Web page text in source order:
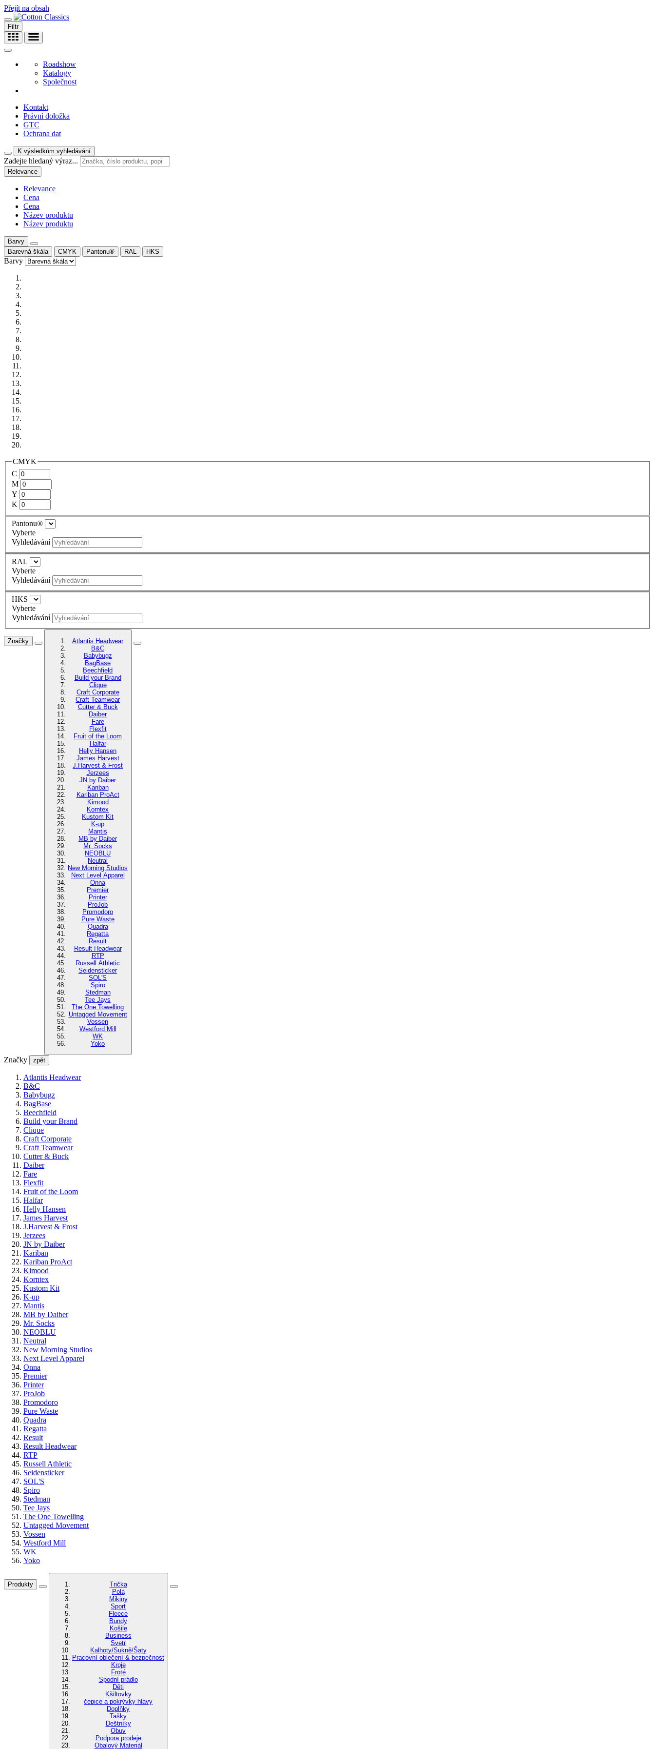
Přejít na obsah
Filtr
Roadshow
Katalogy
Společnost
Kontakt
Právní doložka
GTC
Ochrana dat
K výsledkům vyhledávání
Zadejte hledaný výraz...
Relevance
Relevance
Cena
Cena
Název produktu
Název produktu
Barvy
Barevná škála
CMYK Pantonu® RAL HKS
Barvy
CMYK
C
M
Y
K
Pantonu®
Vyberte
Vyhledávání
RAL
Vyberte
Vyhledávání
HKS
Vyberte
Vyhledávání
Značky
Atlantis Headwear
B&C
Babybugz
BagBase
Beechfield
Build your Brand
Clique
Craft Corporate
Craft Teamwear
Cutter & Buck
Daiber
Fare
Flexfit
Fruit of the Loom
Halfar
Helly Hansen
James Harvest
J.Harvest & Frost
Jerzees
JN by Daiber
Kariban
Kariban ProAct
Kimood
Korntex
Kustom Kit
K-up
Mantis
MB by Daiber
Mr. Socks
NEOBLU
Neutral
New Morning Studios
Next Level Apparel
Onna
Premier
Printer
ProJob
Promodoro
Pure Waste
Quadra
Regatta
Result
Result Headwear
RTP
Russell Athletic
Seidensticker
SOL'S
Spiro
Stedman
Tee Jays
The One Towelling
Untagged Movement
Vossen
Westford Mill
WK
Yoko
Značky zpět
Atlantis Headwear
B&C
Babybugz
BagBase
Beechfield
Build your Brand
Clique
Craft Corporate
Craft Teamwear
Cutter & Buck
Daiber
Fare
Flexfit
Fruit of the Loom
Halfar
Helly Hansen
James Harvest
J.Harvest & Frost
Jerzees
JN by Daiber
Kariban
Kariban ProAct
Kimood
Korntex
Kustom Kit
K-up
Mantis
MB by Daiber
Mr. Socks
NEOBLU
Neutral
New Morning Studios
Next Level Apparel
Onna
Premier
Printer
ProJob
Promodoro
Pure Waste
Quadra
Regatta
Result
Result Headwear
RTP
Russell Athletic
Seidensticker
SOL'S
Spiro
Stedman
Tee Jays
The One Towelling
Untagged Movement
Vossen
Westford Mill
WK
Yoko
Produkty
Trička
Pola
Mikiny
Sport
Fleece
Bundy
Košile
Business
Svetr
Kalhoty/Sukně/Šaty
Pracovní oblečení & bezpečnost
Kroje
Froté
Spodní prádlo
Děti
Kšiltovky
čepice a pokrývky hlavy
Doplňky
Tašky
Deštníky
Obuv
Podpora prodeje
Obalový Materiál